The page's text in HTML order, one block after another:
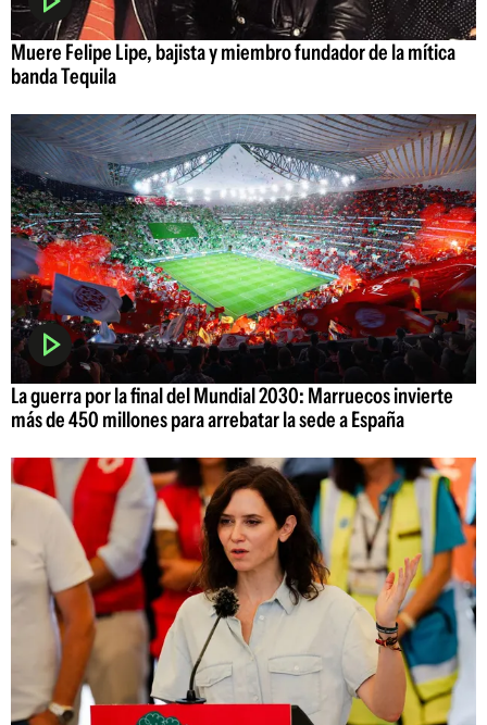
Muere Felipe Lipe, bajista y miembro fundador de la mítica
banda Tequila
La guerra por la final del Mundial 2030: Marruecos invierte
más de 450 millones para arrebatar la sede a España